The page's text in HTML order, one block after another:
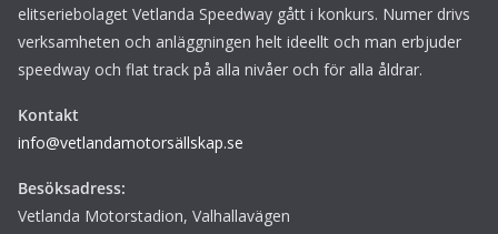
elitseriebolaget Vetlanda Speedway gått i konkurs. Numer drivs
verksamheten och anläggningen helt ideellt och man erbjuder
speedway och flat track på alla nivåer och för alla åldrar.
Kontakt
info@vetlandamotorsällskap.se
Besöksadress:
Vetlanda Motorstadion, Valhallavägen